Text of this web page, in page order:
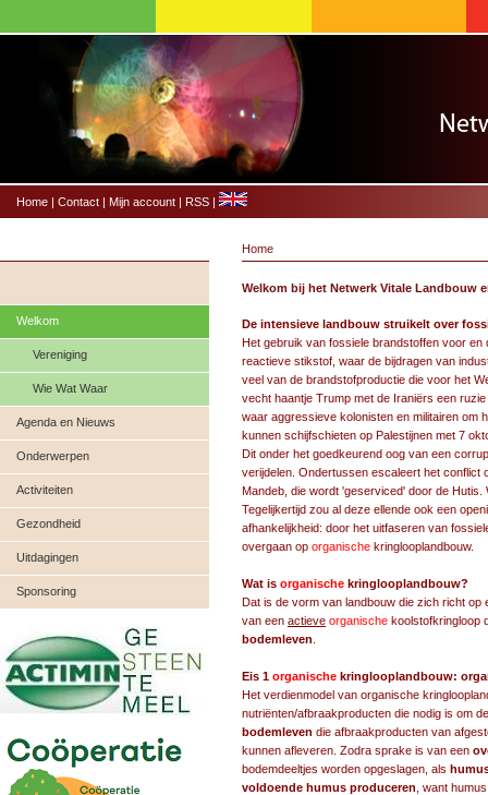
Home | Contact | Mijn account | RSS |
Welkom
Vereniging
Wie Wat Waar
Agenda en Nieuws
Onderwerpen
Activiteiten
Gezondheid
Uitdagingen
Sponsoring
Home
Welkom bij het Netwerk Vitale Landbouw
De intensieve landbouw struikelt over
Het gebruik van fossiele brandstoffen voor
reactieve stikstof, waar de bijdragen van
veel van de brandstofproductie die voor het
vecht haantje Trump met de Iraniërs een
waar aggressieve kolonisten en militairen om
kunnen schijfschieten op Palestijnen met 7
Dit onder het goedkeurend oog van een
verijdelen. Ondertussen escaleert het conflict
Mandeb, die wordt 'geserviced' door de
Tegelijkertijd zou al deze ellende ook een
afhankelijkheid: door het uitfaseren van
overgaan op organische kringlooplandbouw.
Wat is organische kringlooplandbouw?
Dat is de vorm van landbouw die zich richt
van een actieve organische koolstofkringloop
bodemleven
Eis 1 organische kringlooplandbouw:
Het verdienmodel van organische
nutriënten/afbraakproducten die nodig is om
bodemleven die afbraakproducten van
kunnen afleveren. Zodra sprake is van een
bodemdeeltjes worden opgeslagen, als
voldoende humus produceren , want